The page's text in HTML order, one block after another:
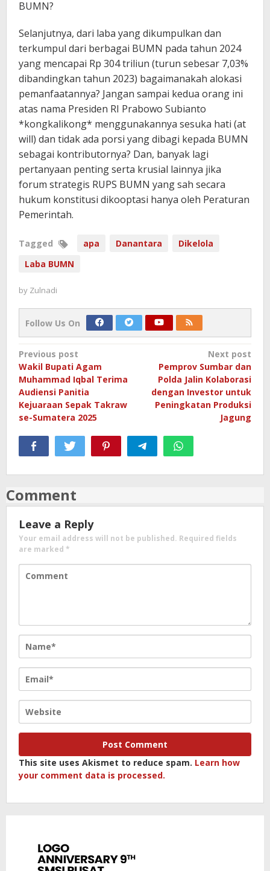
BUMN?
Selanjutnya, dari laba yang dikumpulkan dan
terkumpul dari berbagai BUMN pada tahun 2024
yang mencapai Rp 304 triliun (turun sebesar 7,03%
dibandingkan tahun 2023) bagaimanakah alokasi
pemanfaatannya? Jangan sampai kedua orang ini
atas nama Presiden RI Prabowo Subianto
*kongkalikong* menggunakannya sesuka hati (at
will) dan tidak ada porsi yang dibagi kepada BUMN
sebagai kontributornya? Dan, banyak lagi
pertanyaan penting serta krusial lainnya jika
forum strategis RUPS BUMN yang sah secara
hukum konstitusi dikooptasi hanya oleh Peraturan
Pemerintah.
Tagged apa Danantara
Dikelola
Laba BUMN
by Zulnadi
Follow Us On
Post
navigation
Previous post
Wakil Bupati Agam
Muhammad Iqbal Terima
Audiensi Panitia
Kejuaraan Sepak Takraw
se-Sumatera 2025
Next post
Pemprov Sumbar dan
Polda Jalin Kolaborasi
dengan Investor untuk
Peningkatan Produksi
Jagung
Comment
Leave a Reply
Your email address will not be published. Required fields
are marked *
This site uses Akismet to reduce spam. Learn how
your comment data is processed.